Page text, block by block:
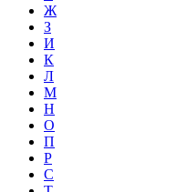
Ж
З
И
К
Л
М
Н
О
П
Р
С